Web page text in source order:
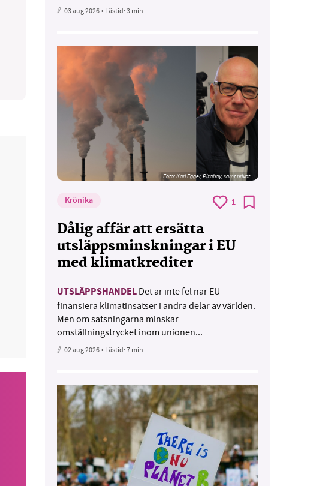
03 aug 2026• Lästid:3 min
Foto:Karl Egger, Pixabay, samt privat
Krönika 1
Dålig affär att ersätta
utsläppsminskningar i EU
med klimatkrediter
UTSLÄPPSHANDEL Det är inte fel när EU
finansiera klimatinsatser i andra delar av världen.
Men om satsningarna minskar
omställningstrycket inom unionen...
02 aug 2026• Lästid:7 min